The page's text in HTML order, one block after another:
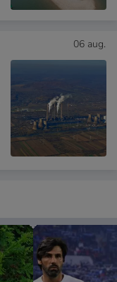
06 aug.